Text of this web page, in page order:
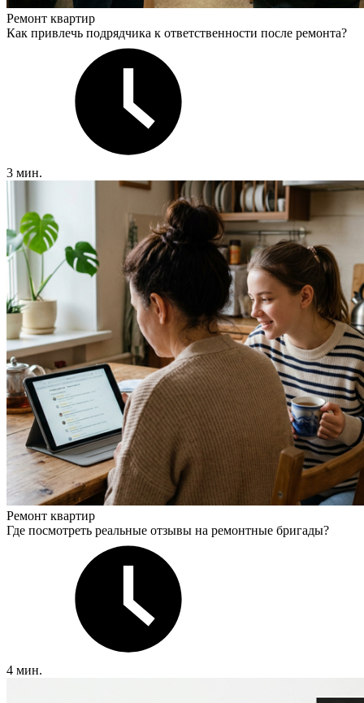
Ремонт квартир
Как привлечь подрядчика к ответственности после ремонта?
3 мин.
Ремонт квартир
Где посмотреть реальные отзывы на ремонтные бригады?
4 мин.